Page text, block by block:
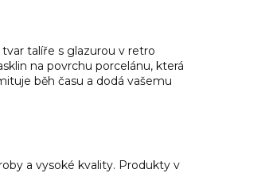
talíře s glazurou v retro
na povrchu porcelánu, která
běh času a dodá vašemu
a vysoké kvality. Produkty v